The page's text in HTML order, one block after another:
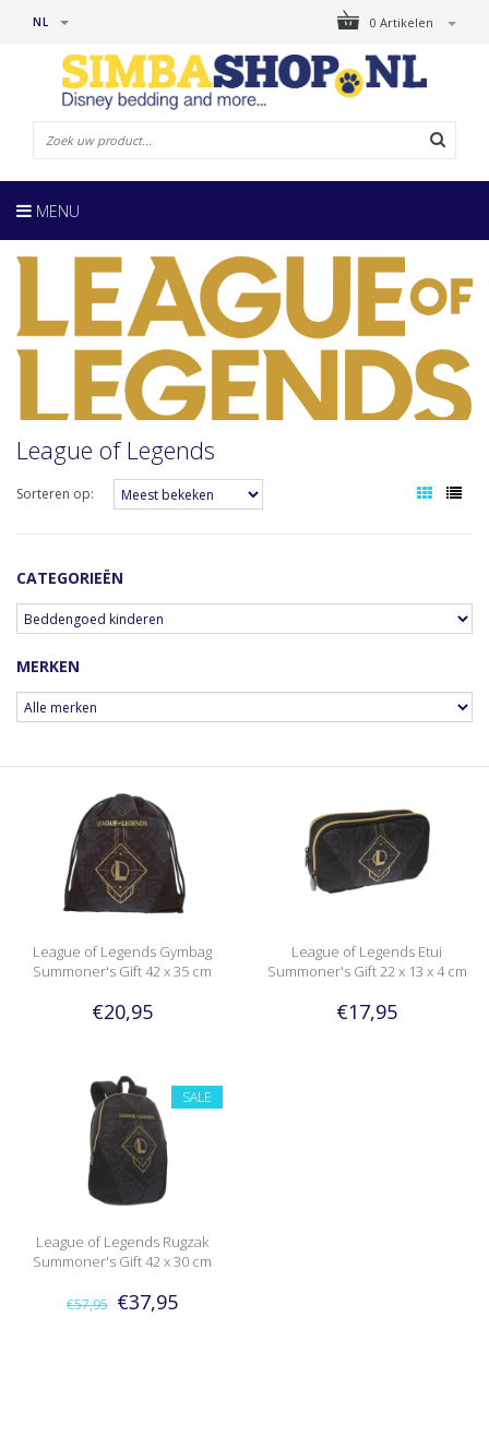
0 Artikelen
NL
MENU
League of Legends
Sorteren op:
CATEGORIEËN
MERKEN
League of Legends Gymbag
Summoner's Gift 42 x 35 cm
€20,95
League of Legends Etui
Summoner's Gift 22 x 13 x 4 cm
€17,95
SALE
League of Legends Rugzak
Summoner's Gift 42 x 30 cm
€57,95 €37,95